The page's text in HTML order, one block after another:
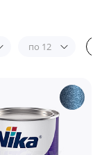
по 12